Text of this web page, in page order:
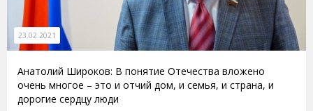
23.02.2021
Анатолий Широков: В понятие Отечества вложено
очень многое – это и отчий дом, и семья, и страна, и
дорогие сердцу люди